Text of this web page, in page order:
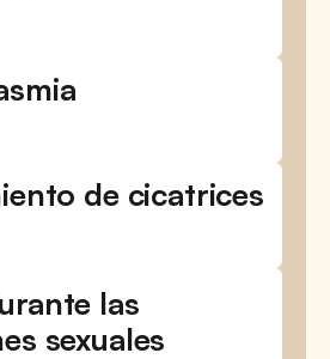
de cicatrices
las
sexuales